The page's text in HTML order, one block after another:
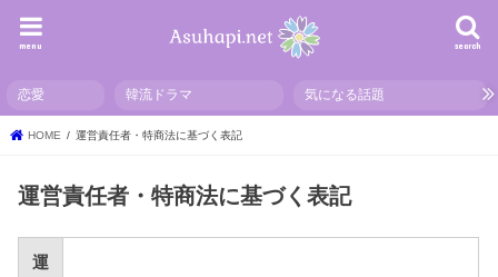
search
menu
恋愛 韓流ドラマ 気になる話題
HOME 運営責任者・特商法に基づく表記
運営責任者・特商法に基づく表記
運